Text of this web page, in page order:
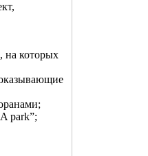
которых
park”;